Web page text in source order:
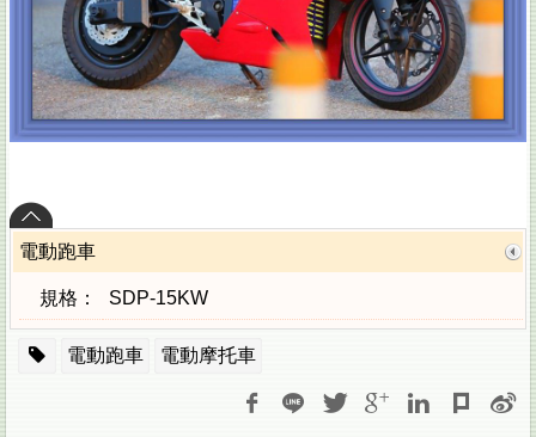
電動跑車
規格： SDP-15KW
電動跑車 電動摩托車